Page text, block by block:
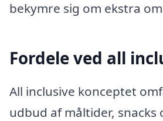
bekymre sig om ekstra
Fordele ved all
All inclusive konceptet
udbud af måltider, snacks